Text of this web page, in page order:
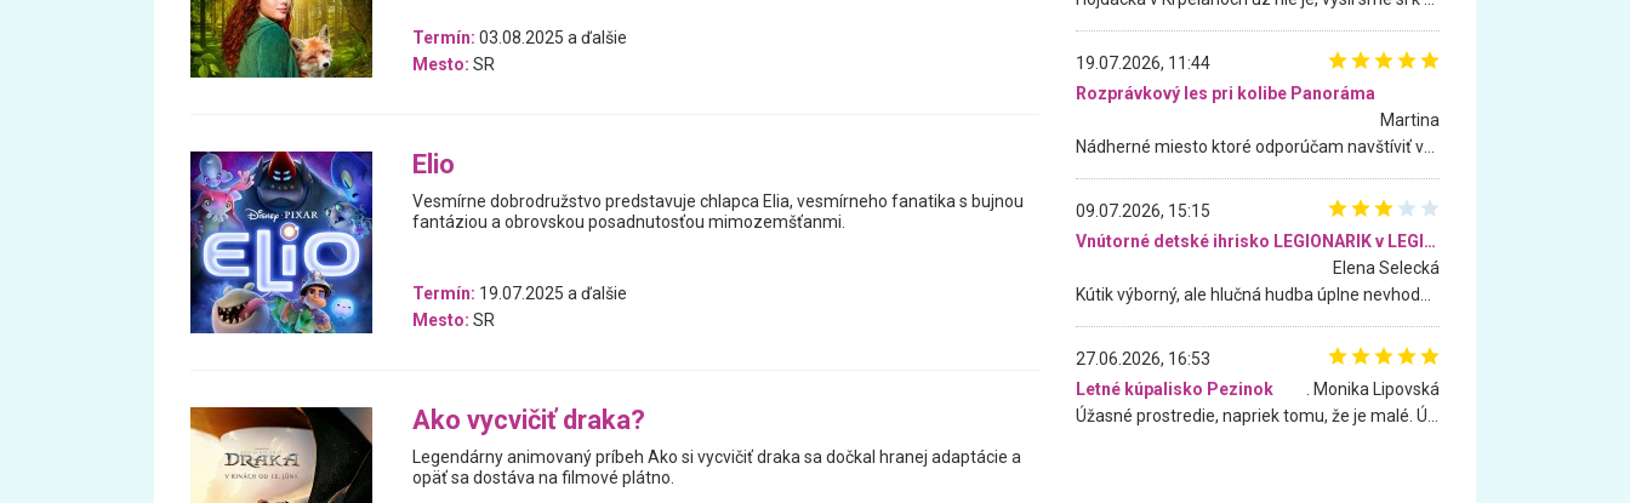
Termín: 03.08.2025 a ďalšie
Mesto: SR
Elio
Vesmírne dobrodružstvo predstavuje chlapca Elia, vesmírneho fanatika s bujnou
fantáziou a obrovskou posadnutosťou mimozemšťanmi.
Termín: 19.07.2025 a ďalšie
Mesto: SR
Ako vycvičiť draka?
Legendárny animovaný príbeh Ako si vycvičiť draka sa dočkal hranej adaptácie a
opäť sa dostáva na filmové plátno.
19.07.2026, 11:44
Rozprávkový les pri kolibe Panoráma
Martina
09.07.2026, 15:15
Vnútorné detské ihrisko LEGIONARIK v LEGIA Fitness
Elena Selecká
27.06.2026, 16:53
Letné kúpalisko Pezinok
. Monika Lipovská